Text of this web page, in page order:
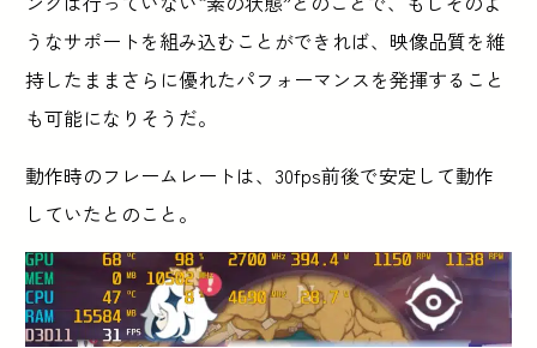
うなサポートを組み込むことができれば、映像品質を維
持したままさらに優れたパフォーマンスを発揮すること
も可能になりそうだ。
動作時のフレームレートは、30fps前後で安定して動作
していたとのこと。